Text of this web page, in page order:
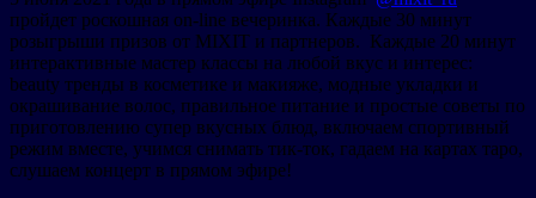
пройдет роскошная on-line вечеринка. Каждые 30 минут
розыгрыши призов от MIXIT и партнеров. Каждые 20 минут
интерактивные мастер классы на любой вкус и интерес:
beauty тренды в косметике и макияже, модные укладки и
окрашивание волос, правильное питание и простые советы по
приготовлению супер вкусных блюд, включаем спортивный
режим вместе, учимся снимать тик-ток, гадаем на картах таро,
слушаем концерт в прямом эфире!